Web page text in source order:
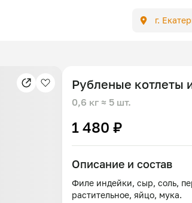
г.
Рубленые котлеты
0,6 кг ≈ 5 шт.
1 480 ₽
Описание и состав
Филе индейки, сыр, соль,